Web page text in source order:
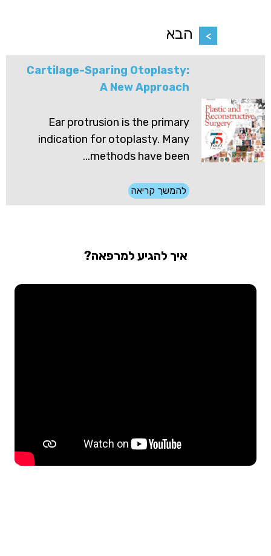
הבא
Cartilage-Sparing Otoplasty:
A New Approach
Ear protrusion is the primary
indication for otoplasty. Many
methods have been...
להמשך קריאה
איך להגיע למרפאה?